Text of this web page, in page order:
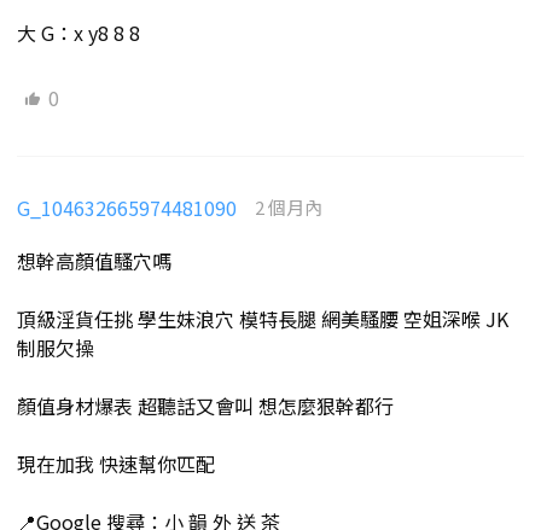
大 G：x y8 8 8
0
G_104632665974481090 2 個月內
想幹高顏值騷穴嗎
頂級淫貨任挑 學生妹浪穴 模特長腿 網美騷腰 空姐深喉 JK
制服欠操
顏值身材爆表 超聽話又會叫 想怎麼狠幹都行
現在加我 快速幫你匹配
📍Google 搜尋：小 韻 外 送 茶